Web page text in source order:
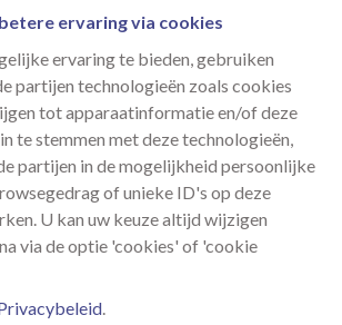
ervaring via cookies
ervaring te bieden, gebruiken
partijen technologieën zoals cookies
tot apparaatinformatie en/of deze
te stemmen met deze technologieën,
partijen in de mogelijkheid persoonlijke
of unieke ID's op deze
U kan uw keuze altijd wijzigen
via de optie 'cookies' of 'cookie
.
Te huur